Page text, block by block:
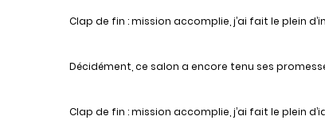
Clap de fin : mission accomplie, j’ai fait le plein
Décidément, ce salon a encore tenu ses
Clap de fin : mission accomplie, j’ai fait le plein